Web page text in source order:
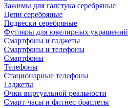
Зажимы для галстука серебряные
Цепи серебряные
Подвески серебряные
Футляры для ювелирных украшений
Смартфоны и гаджеты
Смартфоны и телефоны
Смартфоны
Телефоны
Стационарные телефоны
Гаджеты
Очки виртуальной реальности
Смарт-часы и фитнес-браслеты